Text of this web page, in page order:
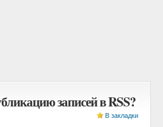
записей в RSS?
В закладки